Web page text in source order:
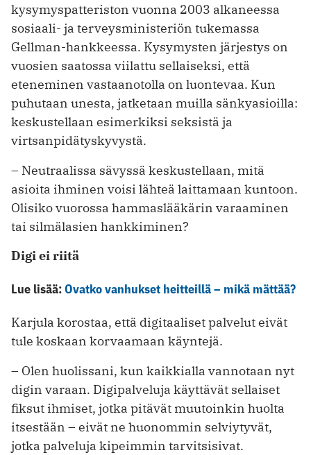
kysymyspatteriston vuonna 2003 alkaneessa
sosiaali- ja terveysministeriön tukemassa
Gellman-hankkeessa. Kysy­mysten järjestys on
vuosien saatossa viilattu sellaiseksi, että
eteneminen vastaanotolla on luontevaa. Kun
puhutaan unesta, jatketaan muilla sänkyasioilla:
keskustellaan esimerkiksi seksistä ja
virtsanpidätyskyvystä.
– Neutraalissa sävyssä keskustellaan, mitä
asioita ihminen voisi lähteä laittamaan kuntoon.
Olisiko vuorossa hammaslääkärin varaaminen
tai silmälasien hankkiminen?
Digi ei riitä
Lue lisää:Ovatko vanhukset heitteillä – mikä mättää?
Karjula korostaa, että digitaaliset palvelut eivät
tule koskaan korvaamaan käyntejä.
– Olen huolissani, kun kaikkialla vannotaan nyt
digin varaan. Digipalveluja käyttävät sellaiset
fiksut ihmiset, jotka pitävät muutoinkin huolta
itsestään – eivät ne huonommin selviytyvät,
jotka palveluja kipeimmin tarvitsisivat.